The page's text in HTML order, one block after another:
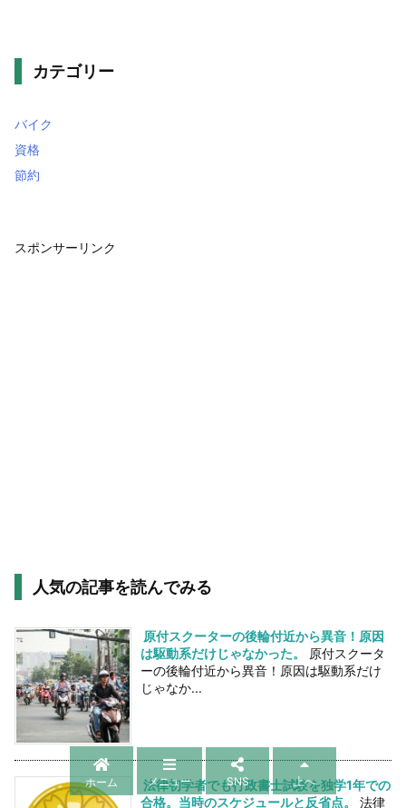
カテゴリー
バイク
資格
節約
スポンサーリンク
人気の記事を読んでみる
原付スクーターの後輪付近から異音！原因
は駆動系だけじゃなかった。
原付スクータ
ーの後輪付近から異音！原因は駆動系だけ
じゃなか...
法律初学者でも行政書士試験を独学1年での
合格。当時のスケジュールと反省点。
法律
ホーム メニュー SNS 上へ